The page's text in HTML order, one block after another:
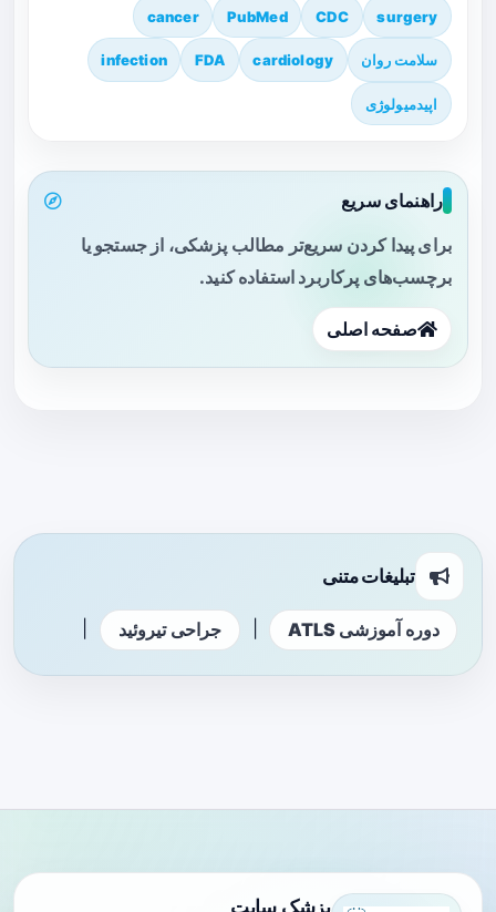
surgery
CDC
PubMed
cancer
سلامت روان cardiology
FDA
infection
اپیدمیولوژی
راهنمای سریع
برای پیدا کردن سریع‌تر مطالب پزشکی، از جستجو یا
برچسب‌های پرکاربرد استفاده کنید.
صفحه اصلی
تبلیغات متنی
دوره آموزشی ATLS جراحی تیروئید
پزشک سایت